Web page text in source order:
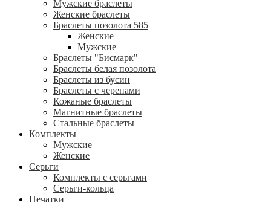
Мужские браслеты
Женские браслеты
Браслеты позолота 585
Женские
Мужские
Браслеты "Бисмарк"
Браслеты белая позолота
Браслеты из бусин
Браслеты с черепами
Кожаные браслеты
Магнитные браслеты
Стальные браслеты
Комплекты
Мужские
Женские
Серьги
Комплекты с серьгами
Серьги-кольца
Печатки